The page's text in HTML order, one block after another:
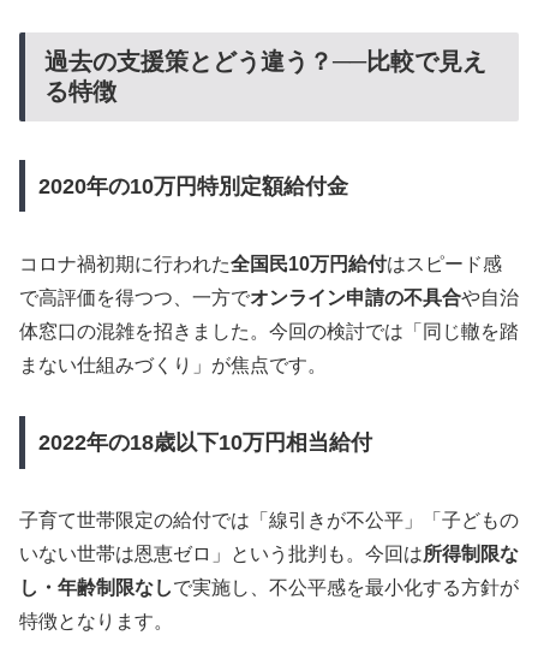
過去の支援策とどう違う？──比較で見え
る特徴
2020年の10万円特別定額給付金
コロナ禍初期に行われた全国民10万円給付はスピード感
で高評価を得つつ、一方でオンライン申請の不具合や自治
体窓口の混雑を招きました。今回の検討では「同じ轍を踏
まない仕組みづくり」が焦点です。
2022年の18歳以下10万円相当給付
子育て世帯限定の給付では「線引きが不公平」「子どもの
いない世帯は恩恵ゼロ」という批判も。今回は所得制限な
し・年齢制限なしで実施し、不公平感を最小化する方針が
特徴となります。